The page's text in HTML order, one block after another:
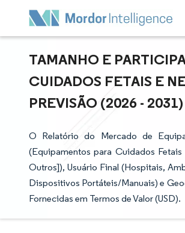
TAMANHO E
CUIDADOS FETAIS E
PREVISÃO (2026 - 2031)
O Relatório do Mercado de
(Equipamentos para Cuidados
Outros]), Usuário Final (Hospitais,
Dispositivos Portáteis/Manuais) e
Fornecidas em Termos de Valor (USD).